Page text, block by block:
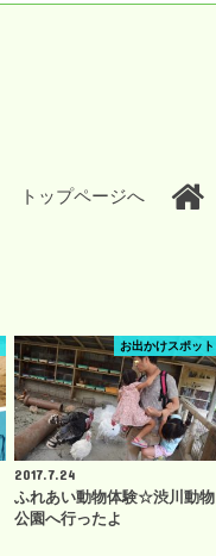
トップページへ
お出かけスポット
2017.7.24
ふれあい動物体験☆渋川動物
公園へ行ったよ